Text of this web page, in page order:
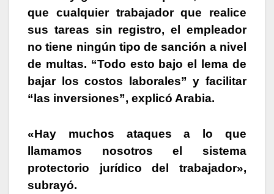
que cualquier trabajador que realice
sus tareas sin registro, el empleador
no tiene ningún tipo de sanción a nivel
de multas. “Todo esto bajo el lema de
bajar los costos laborales” y facilitar
“las inversiones”, explicó Arabia.
«Hay muchos ataques a lo que
llamamos nosotros el sistema
protectorio jurídico del trabajador»,
subrayó.